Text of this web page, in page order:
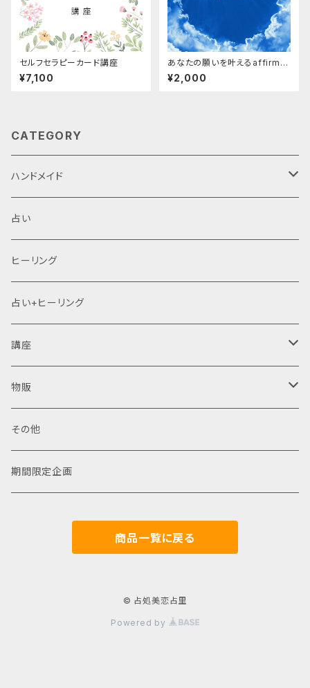
セルフセラピーカード講座
¥7,100
あなたの願いを叶えるaffirmat
ion
¥2,000
CATEGORY
ハンドメイド
天然石
ブレスレット
占い
占い
ヒーリング
占い+ヒーリング
講座
勉強会
レクリエーション
物販
カード
珈琲占札
その他
期間限定企画
商品一覧に戻る
© 占処美恋占里
Powered by